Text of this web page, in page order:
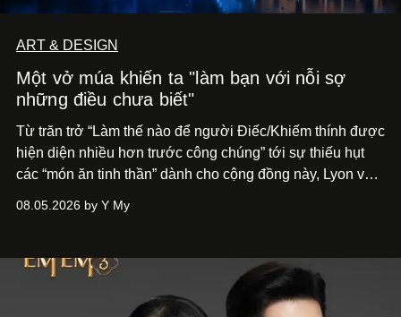
ART & DESIGN
Một vở múa khiến ta "làm bạn với nỗi sợ
những điều chưa biết"
Từ trăn trở “Làm thế nào để người Điếc/Khiếm thính được
hiện diện nhiều hơn trước công chúng” tới sự thiếu hụt
các “món ăn tinh thần” dành cho cộng đồng này, Lyon và
phẩm múa đương đại thành hiện thực, mang tên Lắng
08.05.2026 by Y My